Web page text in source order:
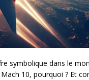
symbolique dans le
10, pourquoi ? Et